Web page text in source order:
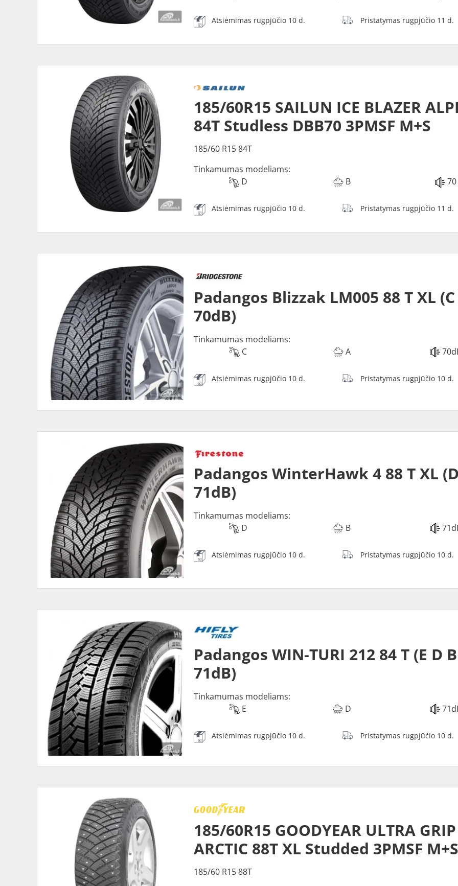
Atsiėmimas rugpjūčio 10 d. Pristatymas rugpjūčio 11 d.
185/60R15 SAILUN ICE BLAZER
84T Studless DBB70 3PMSF M+S
185/60 R15 84T
Tinkamumas modeliams:
D
B 70
Atsiėmimas rugpjūčio 10 d. Pristatymas rugpjūčio 11 d.
Padangos Blizzak LM005 88 T XL
70dB)
Tinkamumas modeliams:
C
A
Atsiėmimas rugpjūčio 10 d. Pristatymas rugpjūčio 10 d.
Padangos WinterHawk 4 88 T XL
71dB)
Tinkamumas modeliams:
D
B
Atsiėmimas rugpjūčio 10 d. Pristatymas rugpjūčio 10 d.
Padangos WIN-TURI 212 84 T (E D B
71dB)
Tinkamumas modeliams:
E
D
Atsiėmimas rugpjūčio 10 d. Pristatymas rugpjūčio 10 d.
185/60R15 GOODYEAR ULTRA
ARCTIC 88T XL Studded 3PMSF
185/60 R15 88T